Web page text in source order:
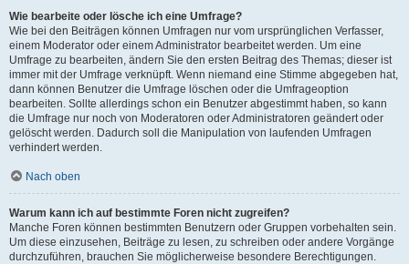
Wie bearbeite oder lösche ich eine Umfrage?
Wie bei den Beiträgen können Umfragen nur vom ursprünglichen Verfasser,
einem Moderator oder einem Administrator bearbeitet werden. Um eine
Umfrage zu bearbeiten, ändern Sie den ersten Beitrag des Themas; dieser ist
immer mit der Umfrage verknüpft. Wenn niemand eine Stimme abgegeben hat,
dann können Benutzer die Umfrage löschen oder die Umfrageoption
bearbeiten. Sollte allerdings schon ein Benutzer abgestimmt haben, so kann
die Umfrage nur noch von Moderatoren oder Administratoren geändert oder
gelöscht werden. Dadurch soll die Manipulation von laufenden Umfragen
verhindert werden.
Nach oben
Warum kann ich auf bestimmte Foren nicht zugreifen?
Manche Foren können bestimmten Benutzern oder Gruppen vorbehalten sein.
Um diese einzusehen, Beiträge zu lesen, zu schreiben oder andere Vorgänge
durchzuführen, brauchen Sie möglicherweise besondere Berechtigungen.